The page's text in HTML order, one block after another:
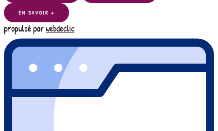
EN SAVOIR +
propulsé parwebdeclic